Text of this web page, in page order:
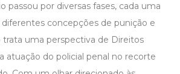
passou por diversas fases, cada uma
concepções de punição e
trata uma perspectiva de Direitos
atuação do policial penal no recorte